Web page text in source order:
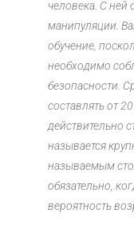
человека. С ней
манипуляции.
обучение,
необходимо
безопасности.
составлять от
действительно
называется
называемым
обязательно,
вероятность